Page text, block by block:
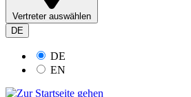
Vertreter auswählen
DE
DE
EN